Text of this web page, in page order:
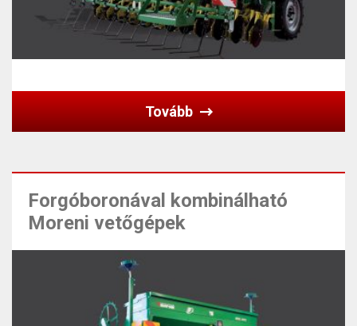
Tovább
Forgóboronával kombinálható
Moreni vetőgépek